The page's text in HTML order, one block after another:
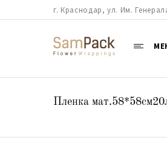
г. Краснодар, ул. Им.
Пленка